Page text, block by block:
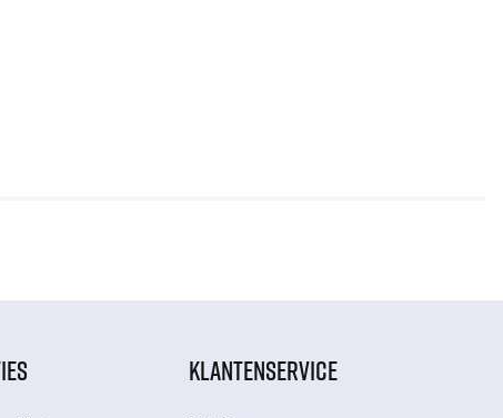
KLANTENSERVICE